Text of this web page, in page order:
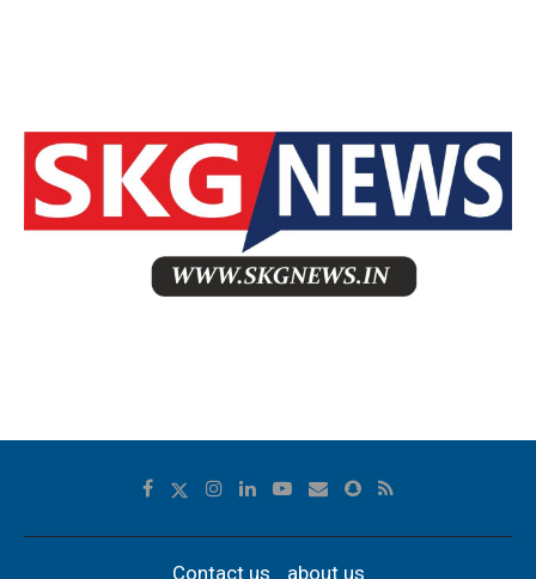
Contact us about us